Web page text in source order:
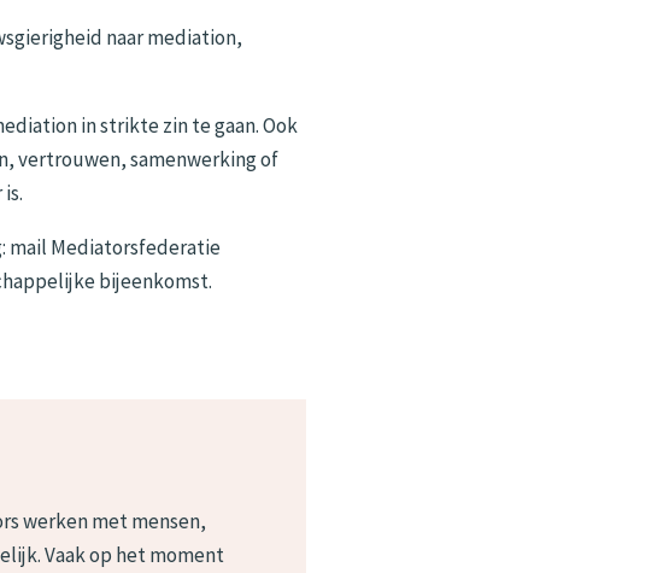
naar mediation,
in strikte zin te gaan. Ook
vertrouwen, samenwerking of
mail Mediatorsfederatie
bijeenkomst.
werken met mensen,
Vaak op het moment